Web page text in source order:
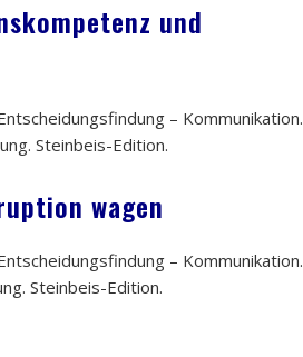
und
– Kommunikation.
Steinbeis-Edition.
wagen
– Kommunikation.
Steinbeis-Edition.